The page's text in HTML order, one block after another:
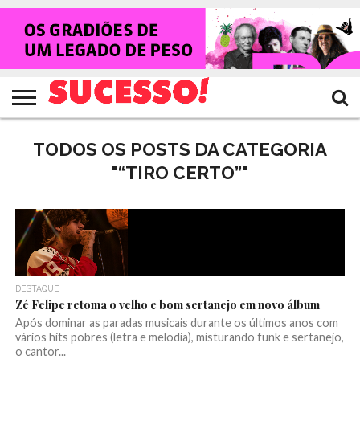
HOME
NOTÍCIAS
SHOWS
ENTREVISTAS
CLIQUES
RANKING
CROWLEY
TV
SUCESSO!
REVISTA
SUCESSO!
TODOS OS POSTS DA CATEGORIA
"“TIRO CERTO”"
DESTAQUE
Zé Felipe retoma o velho e bom sertanejo em novo álbum
Após dominar as paradas musicais durante os últimos anos com
vários hits pobres (letra e melodia), misturando funk e sertanejo,
o cantor...